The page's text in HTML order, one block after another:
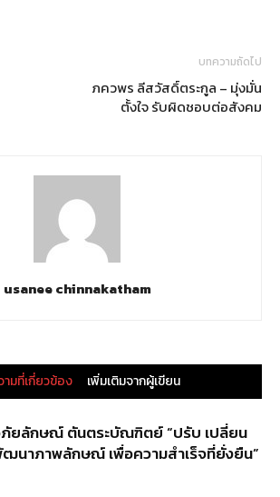
บทความถัดไป
ภควพร ลีสวัสดิ์ตระกูล – มุ่งมั่น
ตั้งใจ รับผิดชอบต่อสังคม
usanee chinnakatham
มที่เกี่ยวข้อง เพิ่มเติมจากผู้เขียน
ยลักษณ์ ตันตระบัณฑิตย์ “ปรับ เปลี่ยน
นาภาพลักษณ์ เพื่อความสำเร็จที่ยั่งยืน”